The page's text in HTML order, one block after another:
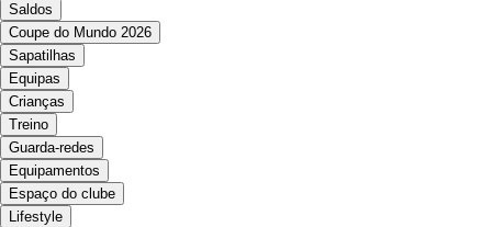
Saldos
Coupe do Mundo 2026
Sapatilhas
Equipas
Crianças
Treino
Guarda-redes
Equipamentos
Espaço do clube
Lifestyle